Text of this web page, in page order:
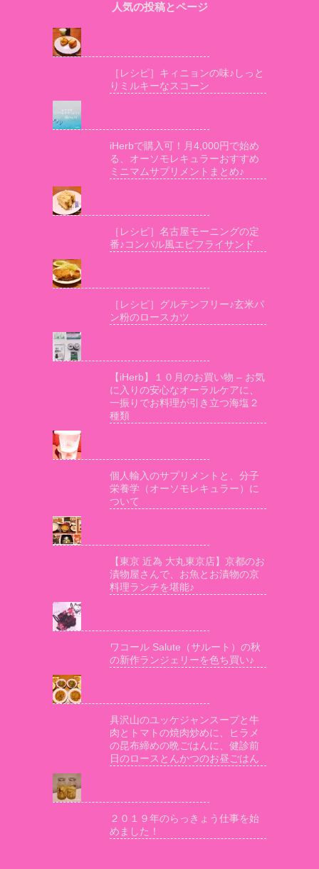
人気の投稿とページ
［レシピ］キィニョンの味♪しっと
りミルキーなスコーン
iHerbで購入可！月4,000円で始め
る、オーソモレキュラーおすすめ
ミニマムサプリメントまとめ♪
［レシピ］名古屋モーニングの定
番♪コンパル風エビフライサンド
［レシピ］グルテンフリー♪玄米パ
ン粉のロースカツ
【iHerb】１０月のお買い物 – お気
に入りの安心なオーラルケアに、
一振りでお料理が引き立つ海塩２
種類
個人輸入のサプリメントと、分子
栄養学（オーソモレキュラー）に
ついて
【東京 近為 大丸東京店】京都のお
漬物屋さんで、お魚とお漬物の京
料理ランチを堪能♪
ワコール Salute（サルート）の秋
の新作ランジェリーを色ち買い♪
具沢山のユッケジャンスープと牛
肉とトマトの焼肉炒めに、ヒラメ
の昆布締めの晩ごはんに、健診前
日のロースとんかつのお昼ごはん
２０１９年のらっきょう仕事を始
めました！